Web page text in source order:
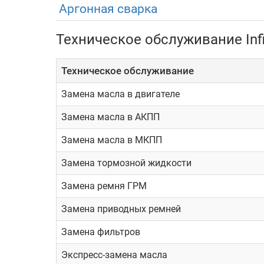
3.5, гибрид (306 л.с.)
Все модификации оснащались только
Эксплуатация
Механизмы автомобилей премиального
динамических характеристик. При этом
Куда обратиться?
Выбор сервисного центра для ремонта Infiniti
штате высококвалифицированных
провести комплексную диагностику Infiniti. В-
соблюдаются в автосервисе Токио Сервис,
Аргонная сварка
Техническое обслуживание
Техническое обслуживание
Замена масла в двигателе
Замена масла в АКПП
Замена масла в МКПП
Замена тормозной жидкости
Замена ремня ГРМ
Замена приводных ремней
Замена фильтров
Экспресс-замена масла